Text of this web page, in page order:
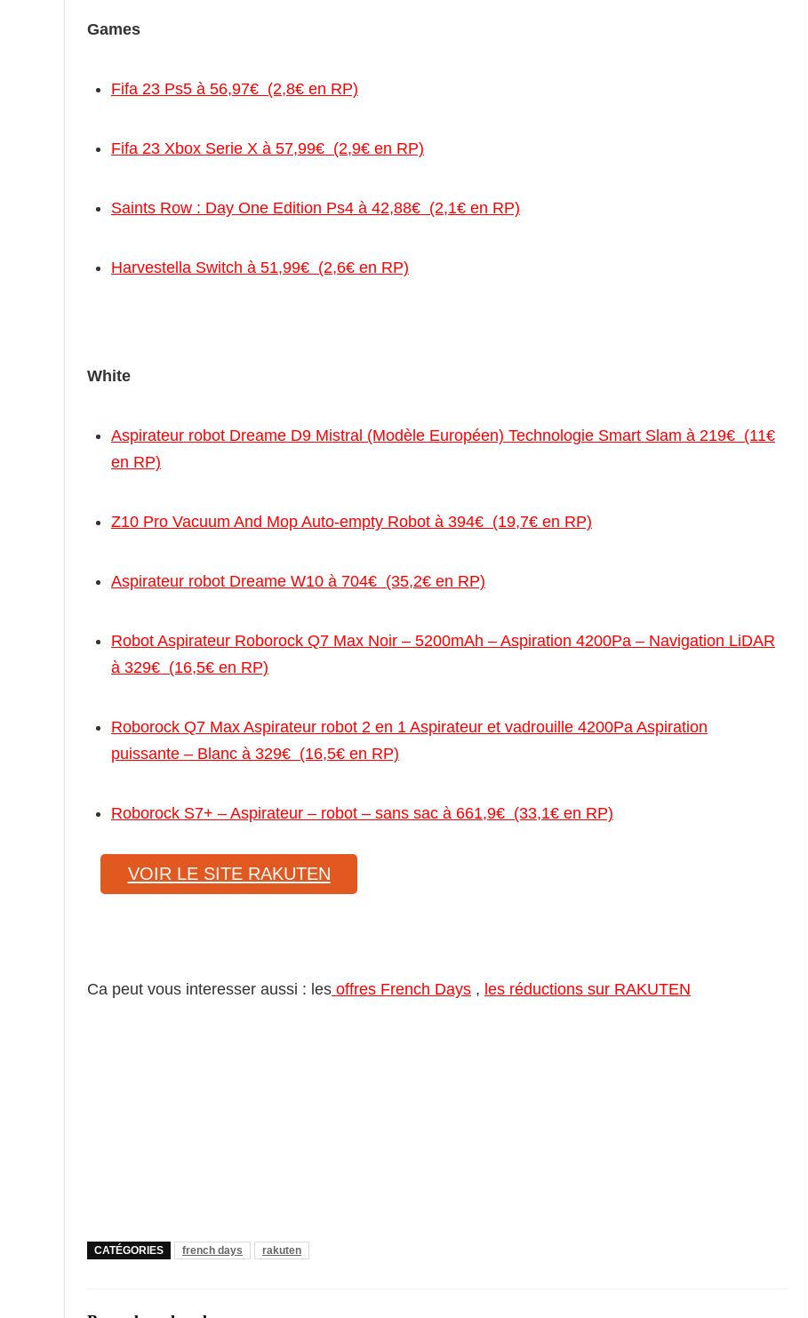
Games
Fifa 23 Ps5 à 56,97€ (2,8€ en RP)
Fifa 23 Xbox Serie X à 57,99€ (2,9€ en RP)
Saints Row : Day One Edition Ps4 à 42,88€ (2,1€ en RP)
Harvestella Switch à 51,99€ (2,6€ en RP)
White
Aspirateur robot Dreame D9 Mistral (Modèle Européen) Technologie Smart Slam à 219€ (11€
en RP)
Z10 Pro Vacuum And Mop Auto-empty Robot à 394€ (19,7€ en RP)
Aspirateur robot Dreame W10 à 704€ (35,2€ en RP)
Robot Aspirateur Roborock Q7 Max Noir – 5200mAh – Aspiration 4200Pa – Navigation LiDAR
à 329€ (16,5€ en RP)
Roborock Q7 Max Aspirateur robot 2 en 1 Aspirateur et vadrouille 4200Pa Aspiration
puissante – Blanc à 329€ (16,5€ en RP)
Roborock S7+ – Aspirateur – robot – sans sac à 661,9€ (33,1€ en RP)
VOIR LE SITE RAKUTEN
Ca peut vous interesser aussi : les offres French Days , les réductions sur RAKUTEN
CATÉGORIES french days rakuten